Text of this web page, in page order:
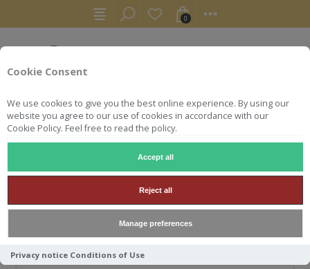
Cookie Consent
We use cookies to give you the best online experience. By using our
website you agree to our use of cookies in accordance with our
Cookie Policy. Feel free to read the policy.
Accept all
Reject all
Manage preferences
Privacy notice Conditions of Use
0
MOSSBURN
CATÉGORIES